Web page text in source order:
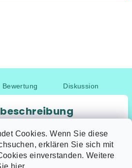
Cookies. Wenn Sie diese
erklären Sie sich mit
einverstanden. Weitere
hier.
Bewertung Diskussion
verfügbar